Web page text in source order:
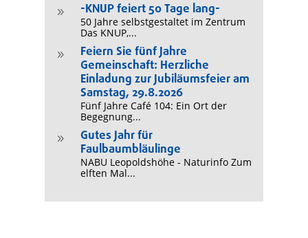
9 -KNUP feiert 50 Tage lang-
50 Jahre selbstgestaltet im Zentrum
Das KNUP,...
9
Feiern Sie fünf Jahre
Gemeinschaft: Herzliche
Einladung zur Jubiläumsfeier am
Samstag, 29.8.2026
Fünf Jahre Café 104: Ein Ort der
Begegnung...
9
Gutes Jahr für
Faulbaumbläulinge
NABU Leopoldshöhe - Naturinfo Zum
elften Mal...